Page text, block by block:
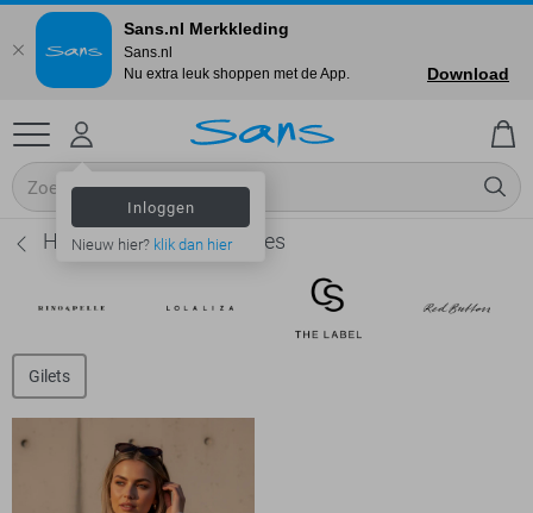
Inloggen
Nieuw hier? klik dan hier
Hypedrop Vesten - Dames
Gilets
Sans.nl Merkkleding
Sans.nl
Nu extra leuk shoppen met de App.
Download